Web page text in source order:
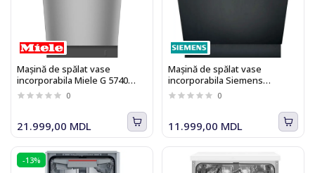
Mașină de spălat vase
incorporabila Miele G 5740
SCU SL Oţel
inoxidabil/CleanSteel
0
21.999,00 MDL
Mașină de spălat vase
incorporabila Siemens
SN73HX14CE iQ300
0
11.999,00 MDL
-13%